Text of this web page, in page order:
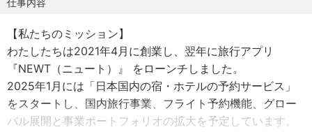
仕事内容
【私たちのミッション】
わたしたちは2021年4月に創業し、翌年に旅行アプリ
『NEWT（ニュート）』 をローンチしました。
2025年1月には「日本国内の宿・ホテルの予約サービス」
をスタートし、国内旅行事業、フライト予約機能、グロー
バル展開と事業ポートフォリオの拡大を予定しています。